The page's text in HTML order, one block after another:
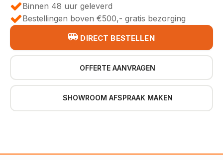
Binnen 48 uur geleverd
Bestellingen boven €500,- gratis bezorging
DIRECT BESTELLEN
OFFERTE AANVRAGEN
SHOWROOM AFSPRAAK MAKEN